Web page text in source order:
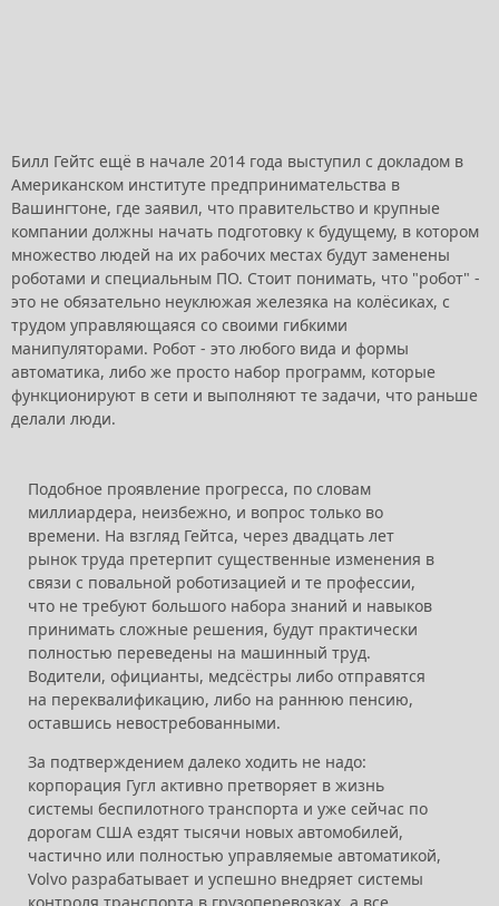
Билл Гейтс ещё в начале 2014 года выступил с докладом в
Американском институте предпринимательства в
Вашингтоне, где заявил, что правительство и крупные
компании должны начать подготовку к будущему, в котором
множество людей на их рабочих местах будут заменены
роботами и специальным ПО. Стоит понимать, что "робот" -
это не обязательно неуклюжая железяка на колёсиках, с
трудом управляющаяся со своими гибкими
манипуляторами. Робот - это любого вида и формы
автоматика, либо же просто набор программ, которые
функционируют в сети и выполняют те задачи, что раньше
делали люди.
Подобное проявление прогресса, по словам
миллиардера, неизбежно, и вопрос только во
времени. На взгляд Гейтса, через двадцать лет
рынок труда претерпит существенные изменения в
связи с повальной роботизацией и те профессии,
что не требуют большого набора знаний и навыков
принимать сложные решения, будут практически
полностью переведены на машинный труд.
Водители, официанты, медсёстры либо отправятся
на переквалификацию, либо на раннюю пенсию,
оставшись невостребованными.
За подтверждением далеко ходить не надо:
корпорация Гугл активно претворяет в жизнь
системы беспилотного транспорта и уже сейчас по
дорогам США ездят тысячи новых автомобилей,
частично или полностью управляемые автоматикой,
Volvo разрабатывает и успешно внедряет системы
контроля транспорта в грузоперевозках, а все